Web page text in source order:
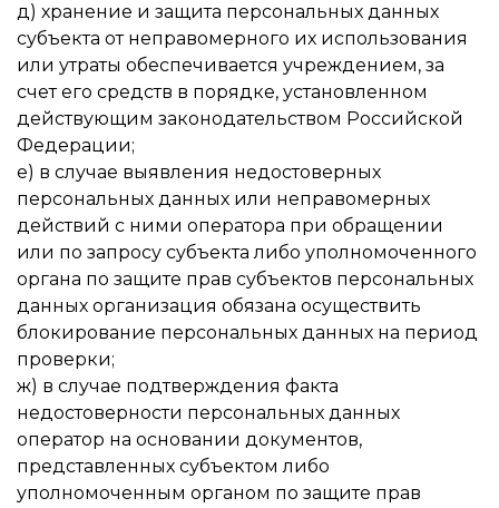
д) хранение и защита персональных данных
субъекта от неправомерного их использования
или утраты обеспечивается учреждением, за
счет его средств в порядке, установленном
действующим законодательством Российской
Федерации;
е) в случае выявления недостоверных
персональных данных или неправомерных
действий с ними оператора при обращении
или по запросу субъекта либо уполномоченного
органа по защите прав субъектов персональных
данных организация обязана осуществить
блокирование персональных данных на период
проверки;
ж) в случае подтверждения факта
недостоверности персональных данных
оператор на основании документов,
представленных субъектом либо
уполномоченным органом по защите прав